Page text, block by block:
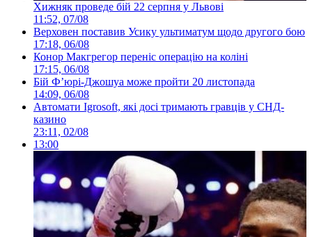
Хижняк проведе бій 22 серпня у Львові
11:52, 07/08
Верховен поставив Усику ультиматум щодо другого бою
17:18, 06/08
Конор Макгрегор переніс операцію на коліні
17:15, 06/08
Бій Ф’юрі-Джошуа може пройти 20 листопада
14:09, 06/08
Автомати Igrosoft, які досі тримають гравців у СНД-
казино
23:11, 02/08
13:00